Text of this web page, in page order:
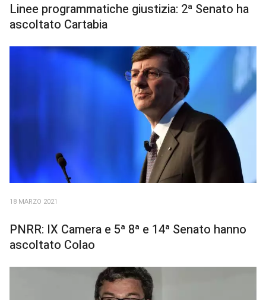
Linee programmatiche giustizia: 2ª Senato ha
ascoltato Cartabia
18 MARZO 2021
PNRR: IX Camera e 5ª 8ª e 14ª Senato hanno
ascoltato Colao